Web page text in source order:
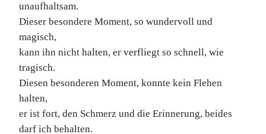
unaufhaltsam.
Dieser besondere Moment, so wundervoll und
magisch,
kann ihn nicht halten, er verfliegt so schnell, wie
tragisch.
Diesen besonderen Moment, konnte kein Flehen
halten,
er ist fort, den Schmerz und die Erinnerung, beides
darf ich behalten.